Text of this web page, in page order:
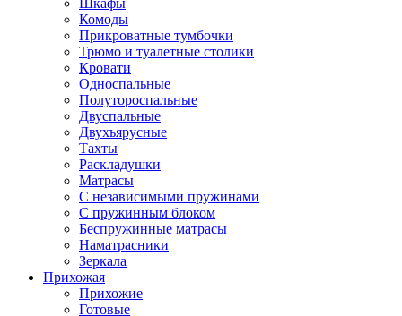
Шкафы
Комоды
Прикроватные тумбочки
Трюмо и туалетные столики
Кровати
Односпальные
Полутороспальные
Двуспальные
Двухъярусные
Тахты
Раскладушки
Матрасы
С независимыми пружинами
С пружинным блоком
Беспружинные матрасы
Наматрасники
Зеркала
Прихожая
Прихожие
Готовые